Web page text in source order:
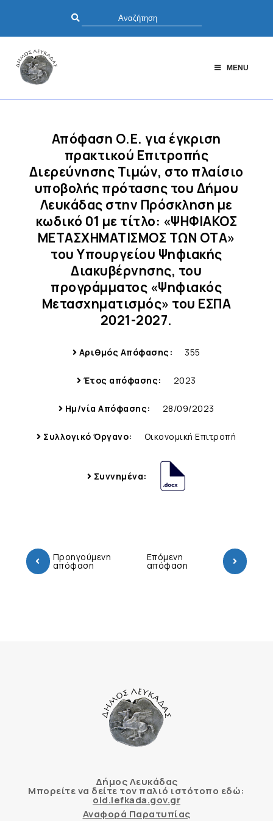
MENU
Απόφαση Ο.Ε. για έγκριση
πρακτικού Επιτροπής
Διερεύνησης Τιμών, στο πλαίσιο
υποβολής πρότασης του Δήμου
Λευκάδας στην Πρόσκληση με
κωδικό 01 με τίτλο: «ΨΗΦΙΑΚΟΣ
ΜΕΤΑΣΧΗΜΑΤΙΣΜΟΣ ΤΩΝ ΟΤΑ»
του Υπουργείου Ψηφιακής
Διακυβέρνησης, του
προγράμματος «Ψηφιακός
Μετασχηματισμός» του ΕΣΠΑ
2021-2027.
Αριθμός Απόφασης: 355
Έτος απόφασης: 2023
Ημ/νία Απόφασης: 28/09/2023
Συλλογικό Όργανο: Οικονομική Επιτροπή
Συννημένα:
Προηγούμενη
απόφαση
Επόμενη
απόφαση
Δήμος Λευκάδας
Μπορείτε να δείτε τον παλιό ιστότοπο εδώ:
old.lefkada.gov.gr
Αναφορά Παρατυπίας